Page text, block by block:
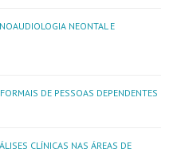
NEONTAL E
DE PESSOAS DEPENDENTES
CLÍNICAS NAS ÁREAS DE